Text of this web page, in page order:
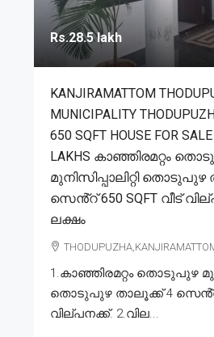
Rs.28.5 lakh
KANJIRAMATTOM
MUNICIPALITY
650 SQFT HOUSE FOR
LAKHS കാഞ്ഞിരമറ്റം
മുനിസിപ്പാലിറ്റി തൊടുപുഴ
സെൻ്റ് 650 SQFT വീട്
ലക്ഷം
1.കാഞ്ഞിരമറ്റം തൊടുപുഴ
തൊടുപുഴ താലൂക്ക് 4 സെൻ്റ്
വില്പനക്ക്. 2.വില...